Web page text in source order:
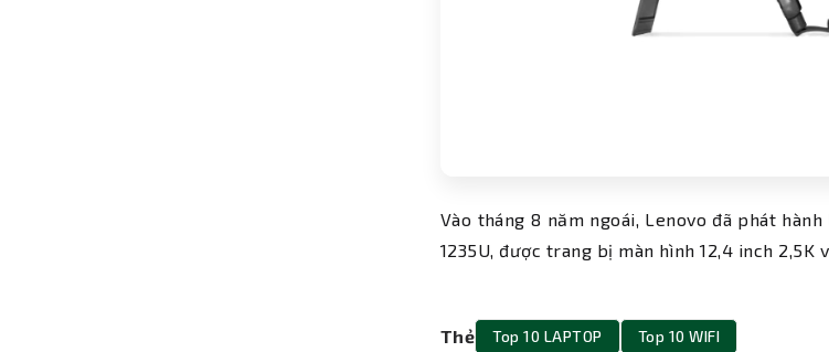
Vào tháng 8 năm ngoái, Lenovo đã phát
1235U, được trang bị màn hình 12,4 inch 2,5K
Thẻ Top 10 LAPTOP Top 10 WIFI